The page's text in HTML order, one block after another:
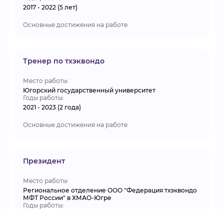
2017 - 2022 (5 лет)
Основные достижения на работе
Тренер по тхэквондо
Место работы
Югорский государственный университет
Годы работы:
2021 - 2023 (2 года)
Основные достижения на работе
Президент
Место работы
Региональное отделение ООО "Федерация тхэквондо
МФТ России" в ХМАО-Югре
Годы работы: